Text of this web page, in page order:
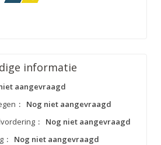
informatie
aangevraagd
:
Nog niet aangevraagd
:
Nog niet aangevraagd
:
Nog niet aangevraagd